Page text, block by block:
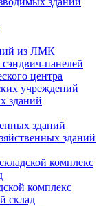
из ЛМК
панелей
центра
учреждений
зданий
зданий
зданий
комплекс
комплекс
склад